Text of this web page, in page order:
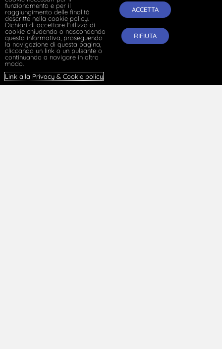
funzionamento e per il
raggiungimento delle finalità
descritte nella cookie policy.
Dichiari di accettare l'utlizzo di
cookie chiudendo o nascondendo
questa informativa, proseguendo
la navigazione di questa pagina,
cliccando un link o un pulsante o
continuando a navigare in altro
modo.
Link alla Privacy & Cookie policy.
ACCETTA
RIFIUTA